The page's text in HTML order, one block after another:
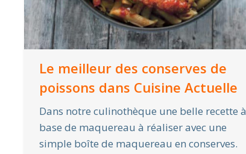
Le meilleur des conserves de
poissons dans Cuisine Actuelle
Dans notre culinothèque une belle recette à
base de maquereau à réaliser avec une
simple boîte de maquereau en conserves.